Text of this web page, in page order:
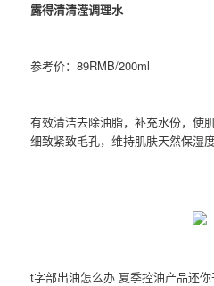
露得清清滢调理水
参考价：89RMB/200ml
有效清洁去除油脂，补充水份，使
细致紧致毛孔，维持肌肤天然保湿
t字部出油怎么办 夏季控油产品还